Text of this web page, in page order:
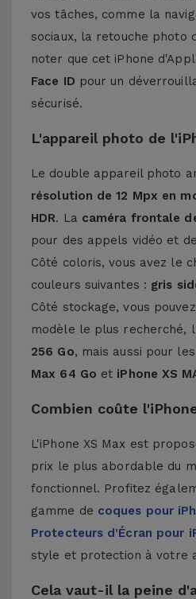
vos tâches, comme la
sociaux, la retouche photo
noter que cet iPhone
Face ID pour un
sécurisé.
L'appareil photo de
Le double appareil photo
résolution de 12 Mpx en
HDR. La caméra frontale
pour des appels vidéo et
Côté coloris, vous avez le
couleurs suivantes : gris
Côté stockage, vous
modèle le plus recherché,
256 Go, mais aussi pour
Max 64 Go et iPhone XS
Combien coûte
L'iPhone XS Max est
prix le plus abordable du
fonctionnel. Profitez
gamme de coques pour
Protecteurs d'Écran pour
style et protection à votre
Cela vaut-il la peine